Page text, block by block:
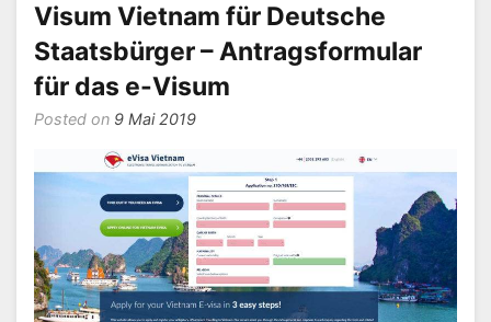
Vietnam?
Visum Vietnam für Deutsche
Staatsbürger – Antragsformular
für das e-Visum
Posted on 9 Mai 2019